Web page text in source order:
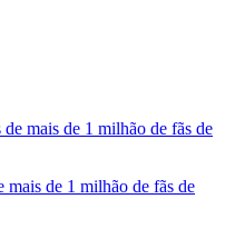
de 1 milhão de fãs de